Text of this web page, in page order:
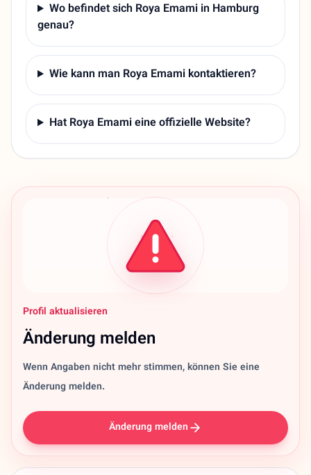
Wo befindet sich Roya Emami in Hamburg
genau?
Wie kann man Roya Emami kontaktieren?
Hat Roya Emami eine offizielle Website?
Profil aktualisieren
Änderung melden
Wenn Angaben nicht mehr stimmen, können Sie eine
Änderung melden.
Änderung melden